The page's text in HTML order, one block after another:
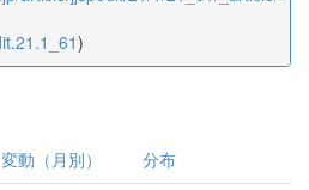
)
変動（月別） 分布